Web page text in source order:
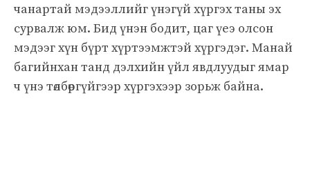
чанартай мэдээллийг үнэгүй хүргэх таны эх
сурвалж юм. Бид үнэн бодит, цаг үеэ олсон
мэдээг хүн бүрт хүртээмжтэй хүргэдэг. Манай
багийнхан танд дэлхийн үйл явдлуудыг ямар
ч үнэ төлбөргүйгээр хүргэхээр зорьж байна.